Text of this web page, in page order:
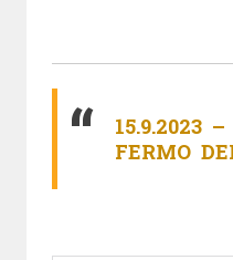
15.9.2023
FERMO